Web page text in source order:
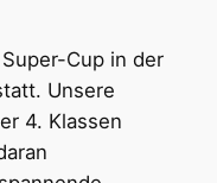
Cup in der
Unsere
4. Klassen